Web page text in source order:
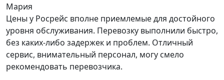
Мария
Цены у Росрейс вполне приемлемые для достойного
уровня обслуживания. Перевозку выполнили быстро,
без каких-либо задержек и проблем. Отличный
сервис, внимательный персонал, могу смело
рекомендовать перевозчика.